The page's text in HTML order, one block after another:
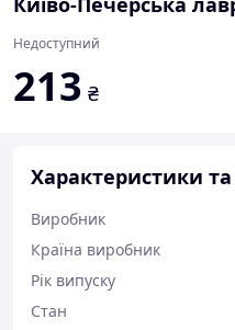
Недоступний
213 ₴
Характеристики
Виробник
Країна виробник
Рік випуску
Стан